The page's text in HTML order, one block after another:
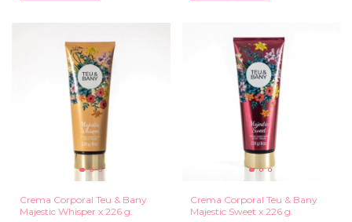
Crema Corporal Teu & Bany
Majestic Whisper x 226 g.
Crema Corporal Teu & Bany
Majestic Sweet x 226 g.